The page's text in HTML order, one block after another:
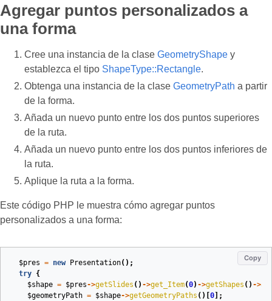
Agregar puntos personalizados a
una forma
Cree una instancia de la clase GeometryShape y
establezca el tipo ShapeType::Rectangle.
Obtenga una instancia de la clase GeometryPath a partir
de la forma.
Añada un nuevo punto entre los dos puntos superiores
de la ruta.
Añada un nuevo punto entre los dos puntos inferiores de
la ruta.
Aplique la ruta a la forma.
Este código PHP le muestra cómo agregar puntos
personalizados a una forma:
Copy
$pres = new Presentation();
try {
$shape = $pres->getSlides () ->get_Item(0) ->getShapes () ->
$geometryPath = $shape->getGeometryPaths ()[ 0 ];